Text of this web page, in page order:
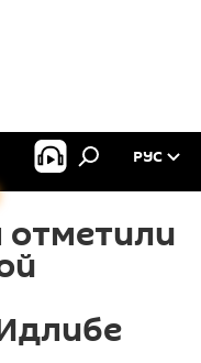
РУС
отметили